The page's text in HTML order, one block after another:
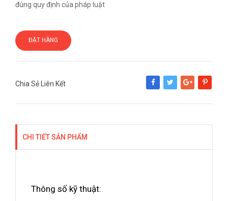
đúng quy định của pháp luật
ĐẶT HÀNG
Chia Sẻ Liên Kết
Share Tweet Google+Pinterest
CHI TIẾT SẢN PHẨM
Thông số kỹ thuật: